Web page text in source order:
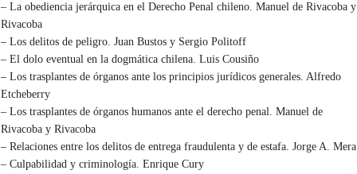
– La obediencia jerárquica en el Derecho Penal chileno. Manuel de Rivacoba y
Rivacoba
– Los delitos de peligro. Juan Bustos y Sergio Politoff
– El dolo eventual en la dogmática chilena. Luis Cousiño
– Los trasplantes de órganos ante los principios jurídicos generales. Alfredo
Etcheberry
– Los trasplantes de órganos humanos ante el derecho penal. Manuel de
Rivacoba y Rivacoba
– Relaciones entre los delitos de entrega fraudulenta y de estafa. Jorge A. Mera
– Culpabilidad y criminología. Enrique Cury